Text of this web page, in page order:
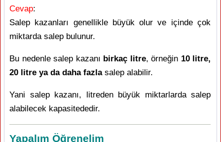
Cevap:
Salep kazanları genellikle büyük olur ve içinde çok
miktarda salep bulunur.
Bu nedenle salep kazanı birkaç litre, örneğin 10 litre,
20 litre ya da daha fazlasalep alabilir.
Yani salep kazanı, litreden büyük miktarlarda salep
alabilecek kapasitededir.
Yapalım Öğrenelim